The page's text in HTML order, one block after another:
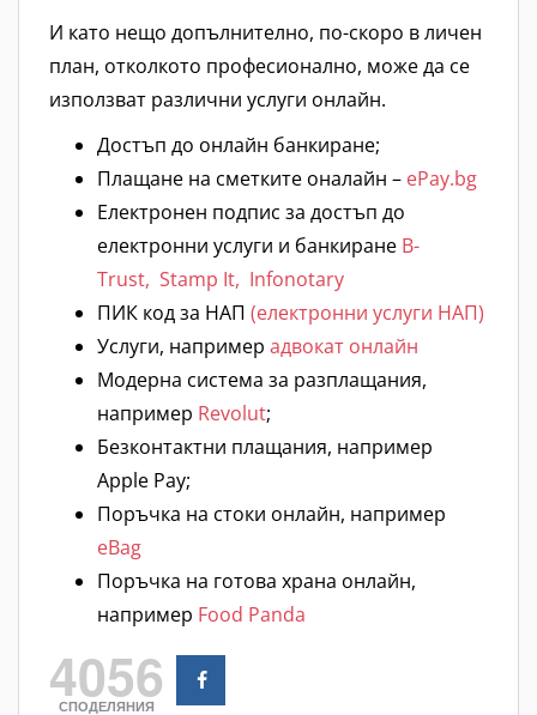
И като нещо допълнително, по-скоро в личен
план, отколкото професионално, може да се
използват различни услуги онлайн.
Достъп до онлайн банкиране;
Плащане на сметките оналайн – ePay.bg
Eлектронен подпис за достъп до
електронни услуги и банкиране B-
Trust, Stamp It, Infonotary
ПИК код за НАП (електронни услуги НАП)
Услуги, например адвокат онлайн
Модерна система за разплащания,
например Revolut;
Безконтактни плащания, например
Apple Pay;
Поръчка на стоки онлайн, например
eBag
Поръчка на готова храна онлайн,
например Food Panda
4056
СПОДЕЛЯНИЯ